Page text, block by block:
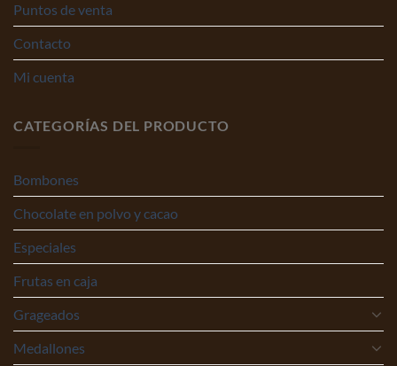
Puntos de venta
Contacto
Mi cuenta
CATEGORÍAS DEL PRODUCTO
Bombones
Chocolate en polvo y cacao
Especiales
Frutas en caja
Grageados
Medallones